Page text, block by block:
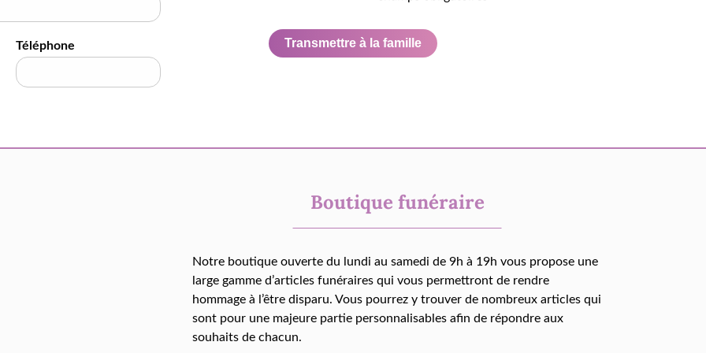
Téléphone Transmettre à la famille
Boutique funéraire
Notre boutique ouverte du lundi au samedi de 9h à 19h vous propose une
large gamme d’articles funéraires qui vous permettront de rendre
hommage à l’être disparu. Vous pourrez y trouver de nombreux articles qui
sont pour une majeure partie personnalisables afin de répondre aux
souhaits de chacun.